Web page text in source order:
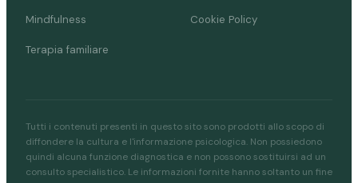
Mindfulness
Terapia familiare
Cookie Policy
Tutti i contenuti presenti in questo sito sono prodotti allo scopo di
diffondere la cultura e l'informazione psicologica. Non possiedono
quindi alcuna funzione diagnostica e non possono sostituirsi ad un
consulto specialistico. Le informazioni fornite hanno soltanto un fine